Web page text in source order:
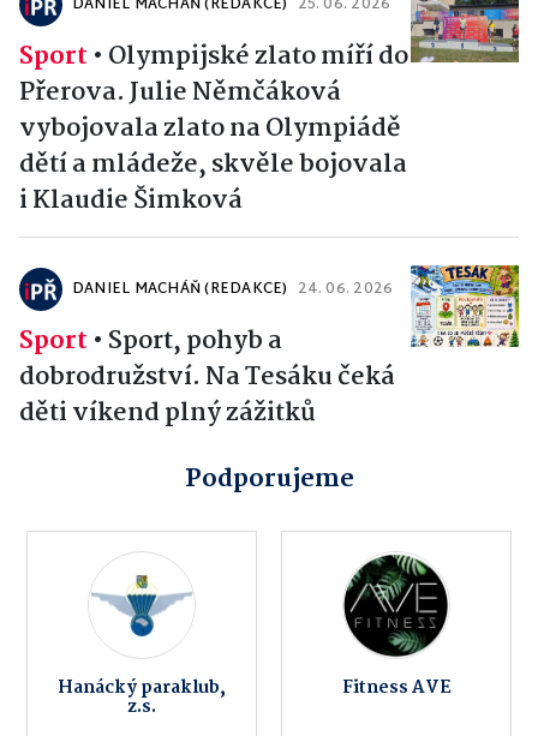
Sport • Olympijské zlato míří do
Přerova. Julie Němčáková
vybojovala zlato na Olympiádě
dětí a mládeže, skvěle bojovala
i Klaudie Šimková
DANIEL MACHÁŇ (REDAKCE) 24. 06. 2026
Sport • Sport, pohyb a
dobrodružství. Na Tesáku čeká
děti víkend plný zážitků
Podporujeme
Hanácký paraklub,
z.s.
Fitness AVE